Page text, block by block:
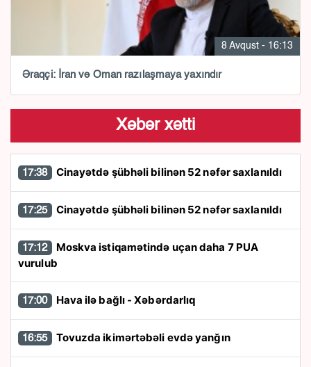
8 Avqust - 16:13
Əraqçi: İran və Oman razılaşmaya yaxındır
Xəbər xətti
17:38 Cinayətdə şübhəli bilinən 52 nəfər saxlanıldı
17:25 Cinayətdə şübhəli bilinən 52 nəfər saxlanıldı
17:12
vurulub
17:00 Hava ilə bağlı - Xəbərdarlıq
16:55 Tovuzda ikimərtəbəli evdə yanğın